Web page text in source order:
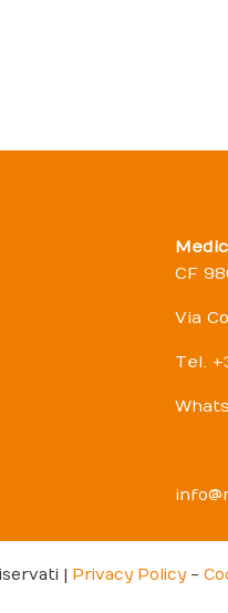
CF
Via
Tel.
| Privacy Policy-